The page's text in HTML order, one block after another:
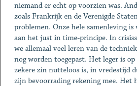
niemand er echt op voorzien was.
zoals Frankrijk en de Verenigde
problemen. Onze hele samenleving is
aan het just in time-principe. In
we allemaal veel leren van de
nog worden toegepast. Het leger is
zekere zin nutteloos is, in vredestijd
zijn bevoorrading rekening mee. Het